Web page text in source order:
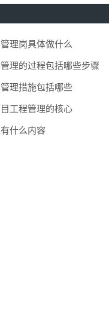
理岗具体做什么
理的过程包括哪些步骤
理措施包括哪些
工程管理的核心
什么内容